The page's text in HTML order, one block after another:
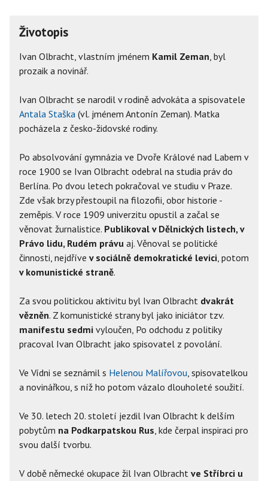
Životopis
Ivan Olbracht, vlastním jménem Kamil Zeman, byl
prozaik a novinář.
Ivan Olbracht se narodil v rodině advokáta a spisovatele
Antala Staška (vl. jménem Antonín Zeman). Matka
pocházela z česko-židovské rodiny.
Po absolvování gymnázia ve Dvoře Králové nad Labem v
roce 1900 se Ivan Olbracht odebral na studia práv do
Berlína. Po dvou letech pokračoval ve studiu v Praze.
Zde však brzy přestoupil na filozofii, obor historie -
zeměpis. V roce 1909 univerzitu opustil a začal se
věnovat žurnalistice. Publikoval v Dělnických listech, v
Právo lidu, Rudém právu aj. Věnoval se politické
činnosti, nejdříve v sociálně demokratické levici, potom
v komunistické straně.
Za svou politickou aktivitu byl Ivan Olbracht dvakrát
vězněn. Z komunistické strany byl jako iniciátor tzv.
manifestu sedmi vyloučen, Po odchodu z politiky
pracoval Ivan Olbracht jako spisovatel z povolání.
Ve Vídni se seznámil s Helenou Malířovou, spisovatelkou
a novinářkou, s níž ho potom vázalo dlouholeté soužití.
Ve 30. letech 20. století jezdil Ivan Olbracht k delším
pobytům na Podkarpatskou Rus, kde čerpal inspiraci pro
svou další tvorbu.
V době německé okupace žil Ivan Olbracht ve Stříbrci u